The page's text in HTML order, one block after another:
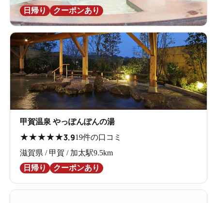
日帰り
クーポンあり
甲賀温泉 やっぽんぽんの湯
★★★★★3.919件の口コミ
滋賀県 / 甲賀 / 加太駅9.5km
日帰り
クーポンあり